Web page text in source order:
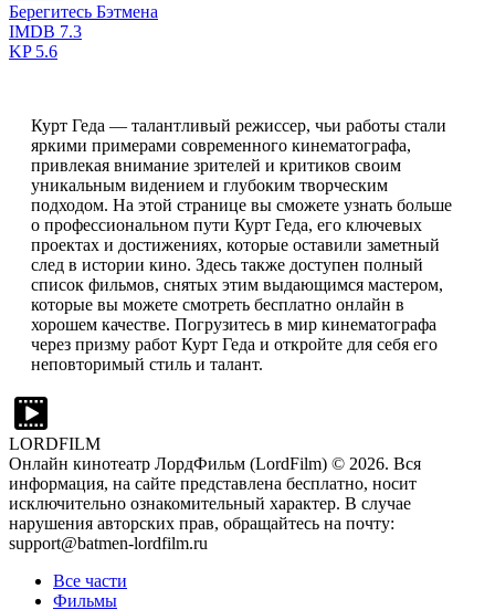
Берегитесь Бэтмена
IMDB 7.3
KP5.6
Курт Геда — талантливый режиссер, чьи работы стали
яркими примерами современного кинематографа,
привлекая внимание зрителей и критиков своим
уникальным видением и глубоким творческим
подходом. На этой странице вы сможете узнать больше
о профессиональном пути Курт Геда, его ключевых
проектах и достижениях, которые оставили заметный
след в истории кино. Здесь также доступен полный
список фильмов, снятых этим выдающимся мастером,
которые вы можете смотреть бесплатно онлайн в
хорошем качестве. Погрузитесь в мир кинематографа
через призму работ Курт Геда и откройте для себя его
неповторимый стиль и талант.
LORDFILM
Онлайн кинотеатр ЛордФильм (LordFilm) © 2026. Вся
информация, на сайте представлена бесплатно, носит
исключительно ознакомительный характер. В случае
нарушения авторских прав, обращайтесь на почту:
support@batmen-lordfilm.ru
Все части
Фильмы